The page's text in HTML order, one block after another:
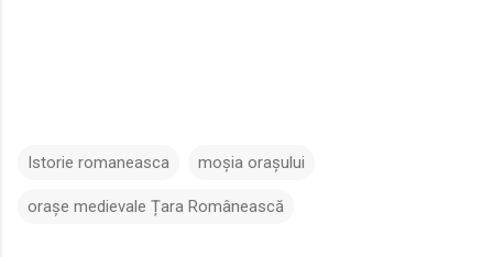
Istorie romaneasca moșia orașului
orașe medievale Țara Românească